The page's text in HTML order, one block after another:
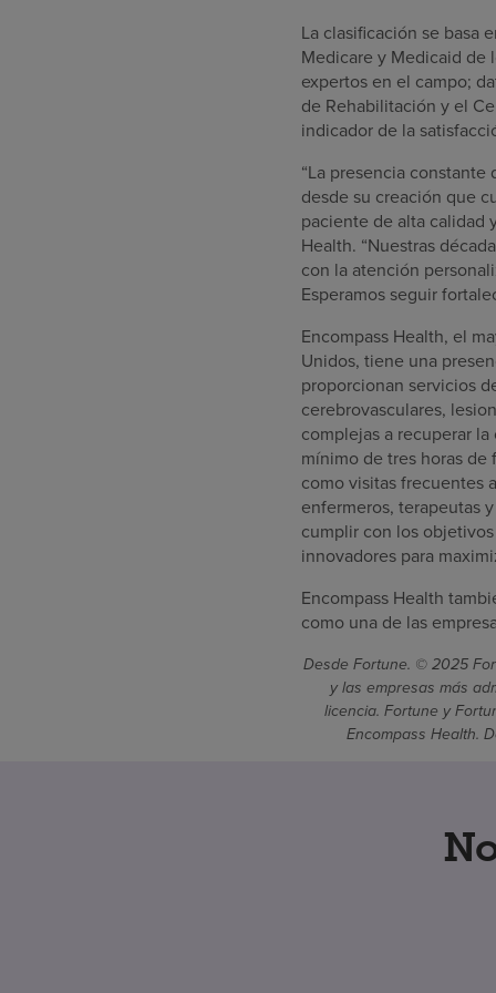
La clasificación se basa
Medicare y Medicaid de
expertos en el campo;
de Rehabilitación y el
indicador de la
“La presencia
desde su creación que
paciente de alta calidad
Health. “Nuestras
con la atención
Esperamos seguir
Encompass Health, el
Unidos, tiene una
proporcionan servicios
cerebrovasculares,
complejas a recuperar
mínimo de tres horas de
como visitas frecuentes
enfermeros, terapeutas
cumplir con los
innovadores para
Encompass Health
como una de las
Desde Fortune. © 2025
y las empresas más
licencia. Fortune y
Encompass Health.